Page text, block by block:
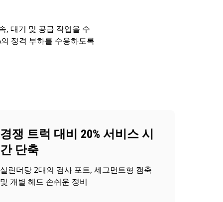
, 대기 및 공급 작업을 수
정격 부하를 수용하도록
경쟁 트럭 대비 20% 서비스 시
간 단축
실린더당 2대의 검사 포트, 세그먼트형 캠축
및 개별 헤드 손쉬운 정비